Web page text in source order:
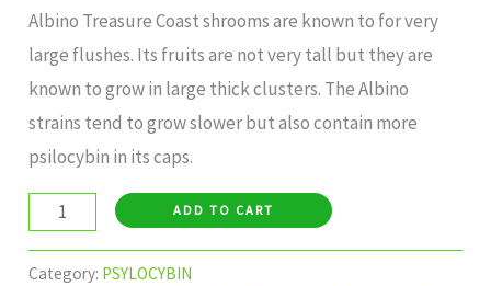
Albino Treasure Coast shrooms are known to for very
large flushes. Its fruits are not very tall but they are
known to grow in large thick clusters. The Albino
strains tend to grow slower but also contain more
psilocybin in its caps.
ADD TO CART
Category: PSYLOCYBIN